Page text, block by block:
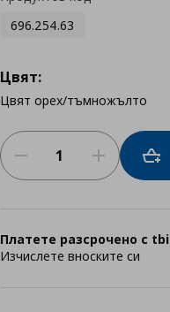
696.254.63
Цвят:
Цвят орех/тъмножълто
Платете разсрочено с tbi
Изчислете вноските си